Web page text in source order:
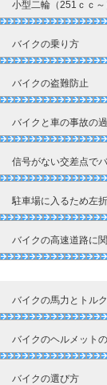
小型二輪（251ｃｃ
バイクの乗り方
バイクの盗難防止
バイクと車の事故の
信号がない交差点で
駐車場に入るため左
バイクの高速道路に
バイクの馬力とトル
バイクのヘルメット
バイクの選び方